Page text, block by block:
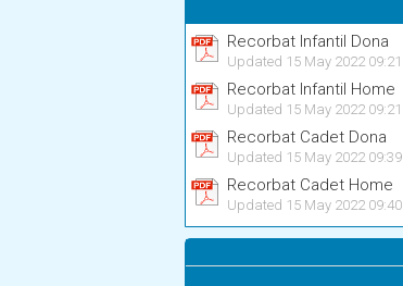
Recorbat Infantil Dona
Updated 15 May 2022 09:21
Recorbat Infantil Home
Updated 15 May 2022 09:21
Recorbat Cadet Dona
Updated 15 May 2022 09:39
Recorbat Cadet Home
Updated 15 May 2022 09:40